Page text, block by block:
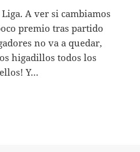
A ver si cambiamos
premio tras partido
no va a quedar,
higadillos todos los
Y…